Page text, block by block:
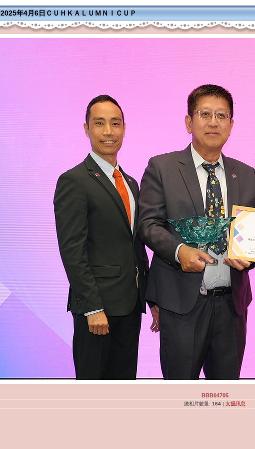
2025年4月6日ＣＵＨＫＡＬＵＭＮＩＣＵＰ
BBB04705
總相片數量:164 |支援訊息